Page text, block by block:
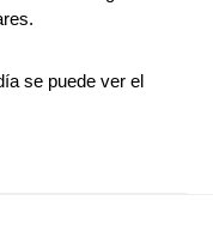
se puede ver el